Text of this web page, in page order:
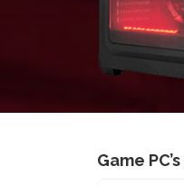
Game PC’s